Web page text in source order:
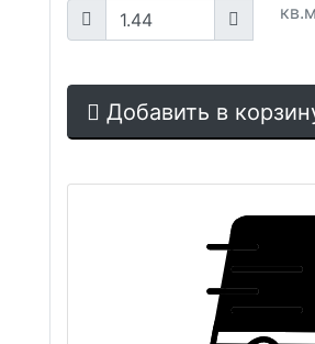
кв.м
Добавить в